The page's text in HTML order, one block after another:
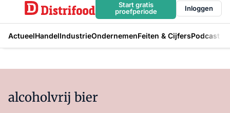
Start gratis
proefperiode
Inloggen
ActueelHandelIndustrieOndernemenFeiten & CijfersPodcast
alcoholvrij bier